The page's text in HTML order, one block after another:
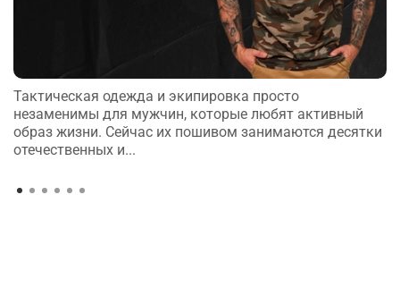
Тактическая одежда и экипировка просто
незаменимы для мужчин, которые любят активный
образ жизни. Сейчас их пошивом занимаются десятки
отечественных и...